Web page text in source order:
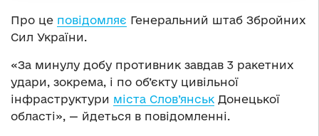
Про це повідомляє Генеральний штаб Збройних
Сил України.
«За минулу добу противник завдав 3 ракетних
удари, зокрема, і по об’єкту цивільної
інфраструктури міста Слов’янськ Донецької
області», — йдеться в повідомленні.